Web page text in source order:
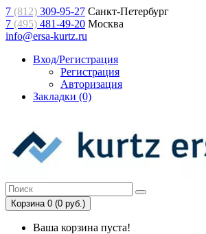
7 (812) 309-95-27 Санкт-Петербург
7 (495) 481-49-20 Москва
info@ersa-kurtz.ru
Вход/Регистрация
Регистрация
Авторизация
Закладки (0)
Корзина 0 (0 руб.)
Ваша корзина пуста!